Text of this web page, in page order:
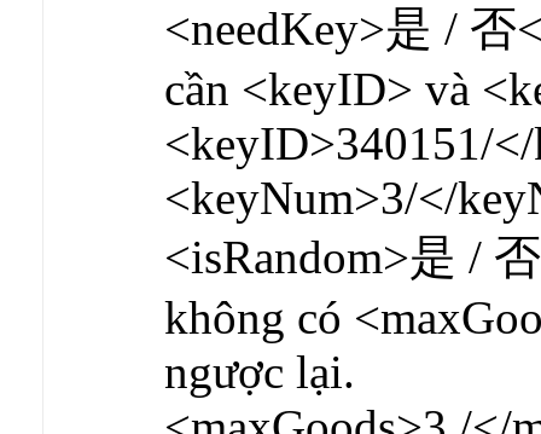
<needKey>是 / 否
cần <keyID> và
<keyID>340151/
<keyNum>3/</
<isRandom>是 /
không có
ngược lại.